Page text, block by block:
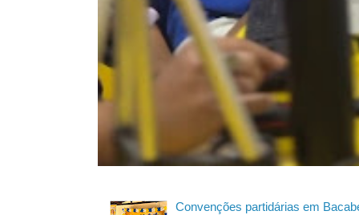
Convenções partidárias em